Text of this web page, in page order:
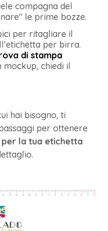
compagna del
le prime bozze.
per ritagliare il
per birra.
di stampa
mockup, chiedi il
hai bisogno, ti
per ottenere
la tua etichetta